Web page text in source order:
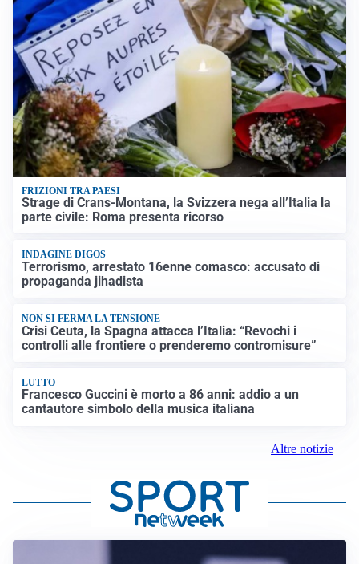
FRIZIONI TRA PAESI
Strage di Crans-Montana, la Svizzera nega all’Italia la
parte civile: Roma presenta ricorso
INDAGINE DIGOS
Terrorismo, arrestato 16enne comasco: accusato di
propaganda jihadista
NON SI FERMA LA TENSIONE
Crisi Ceuta, la Spagna attacca l’Italia: “Revochi i
controlli alle frontiere o prenderemo contromisure”
LUTTO
Francesco Guccini è morto a 86 anni: addio a un
cantautore simbolo della musica italiana
Altre notizie